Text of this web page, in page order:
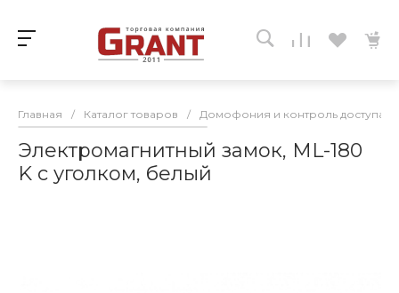
Главная / Каталог товаров / Домофония и контроль доступа
Электромагнитный замок, ML-180
K с уголком, белый